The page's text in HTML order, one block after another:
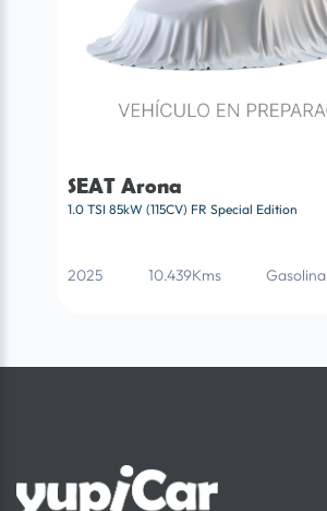
SEAT Arona
1.0 TSI 85kW (115CV) FR Special Edition
2025 10.439Kms Gasolina